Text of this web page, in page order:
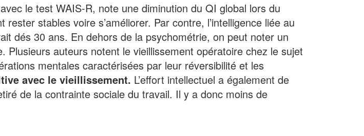
le test WAIS-R, note une diminution du QI global lors du
stables voire s’améliorer. Par contre, l’intelligence liée au
dés 30 ans. En dehors de la psychométrie, on peut noter un
Plusieurs auteurs notent le vieillissement opératoire chez le sujet
mentales caractérisées par leur réversibilité et les
avec le vieillissement. L’effort intellectuel a également de
de la contrainte sociale du travail. Il y a donc moins de